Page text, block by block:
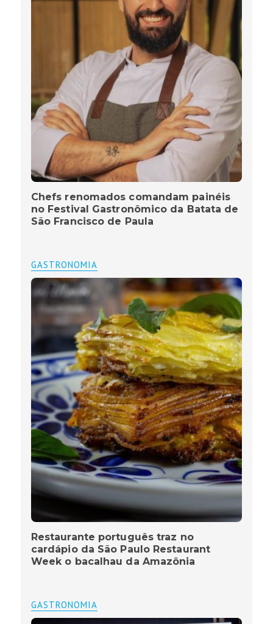
Chefs renomados comandam painéis
no Festival Gastronômico da Batata de
São Francisco de Paula
GASTRONOMIA
Restaurante português traz no
cardápio da São Paulo Restaurant
Week o bacalhau da Amazônia
GASTRONOMIA